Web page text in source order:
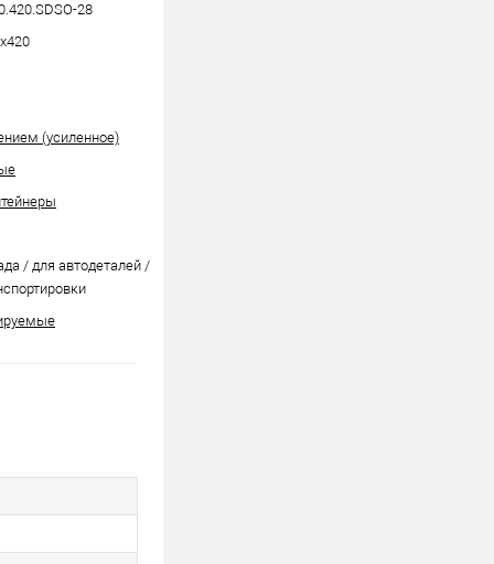
28
(усиленное)
/ для автодеталей /